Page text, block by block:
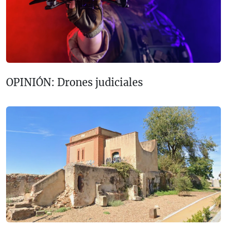
OPINIÓN: Drones judiciales